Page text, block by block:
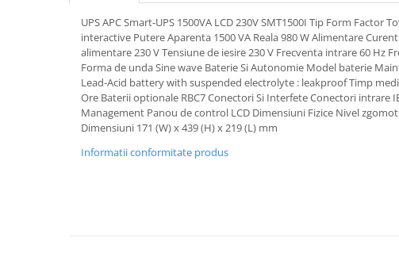
Pachete complete stocare energie
Sisteme de Stocare Comerciale
Sisteme fotovoltaice complete
Sisteme fotovoltaice de putere
mica (rulota/caravan/case de
Sisteme fotovoltaice profesionale
UPS APC Smart-UPS 1500VA LCD 230V SMT1500I Tip Form Factor
interactive Putere Aparenta 1500 VA Reala 980 W Alimentare
alimentare 230 V Tensiune de iesire 230 V Frecventa intrare 60 Hz
Forma de unda Sine wave Baterie Si Autonomie Model baterie
Lead-Acid battery with suspended electrolyte : leakproof Timp
Ore Baterii optionale RBC7 Conectori Si Interfete Conectori intrare
Management Panou de control LCD Dimensiuni Fizice Nivel
Dimensiuni 171 (W) x 439 (H) x 219 (L) mm
Informatii conformitate produs